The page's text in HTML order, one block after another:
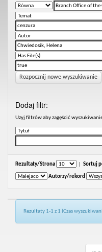
Rozpocznij nowe wyszukiwanie
Dodaj filtr:
Uzyj filtrów aby zagęścić
Rezultaty/Strona Sortuj
Autorzy/rekord
Rezultaty 1-1 z 1 (Czas